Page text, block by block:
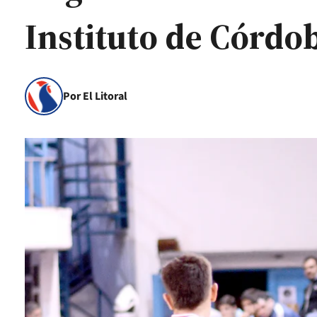
Instituto de
Por El Litoral